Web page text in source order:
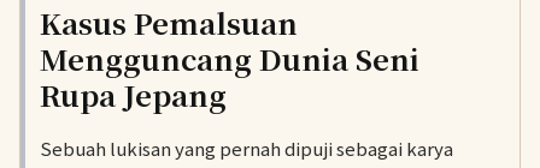
Kasus Pemalsuan
Mengguncang Dunia Seni
Rupa Jepang
Sebuah lukisan yang pernah dipuji sebagai karya